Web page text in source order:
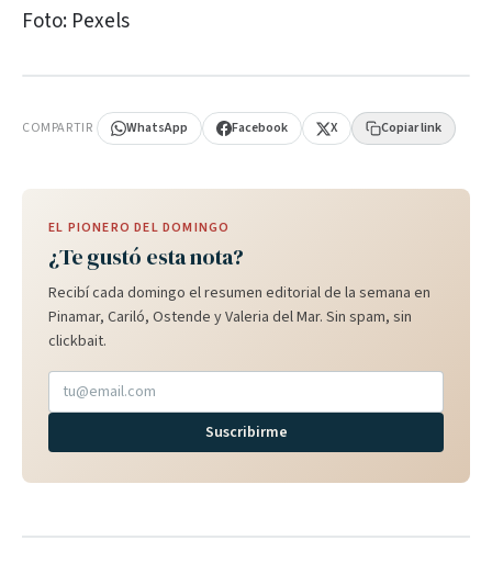
Foto: Pexels
COMPARTIR WhatsApp Facebook X Copiar link
EL PIONERO DEL DOMINGO
¿Te gustó esta nota?
Recibí cada domingo el resumen editorial de la semana en
Pinamar, Cariló, Ostende y Valeria del Mar. Sin spam, sin
clickbait.
Suscribirme